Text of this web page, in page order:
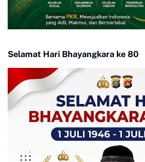
Selamat Hari Bhayangkara ke 80